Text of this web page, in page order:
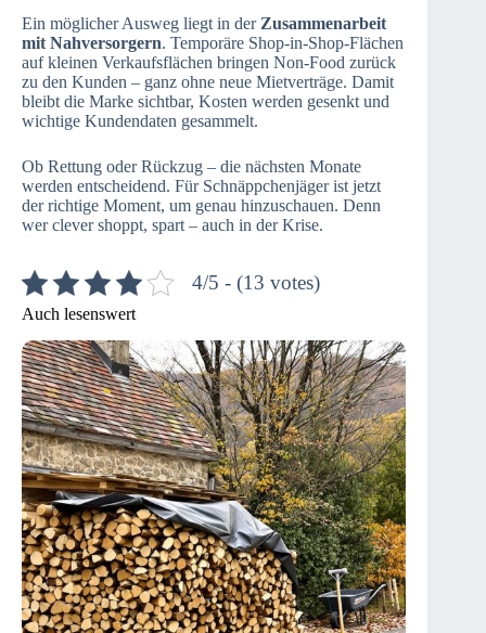
Ein möglicher Ausweg liegt in der Zusammenarbeit
mit Nahversorgern. Temporäre Shop-in-Shop-Flächen
auf kleinen Verkaufsflächen bringen Non-Food zurück
zu den Kunden – ganz ohne neue Mietverträge. Damit
bleibt die Marke sichtbar, Kosten werden gesenkt und
wichtige Kundendaten gesammelt.
Ob Rettung oder Rückzug – die nächsten Monate
werden entscheidend. Für Schnäppchenjäger ist jetzt
der richtige Moment, um genau hinzuschauen. Denn
wer clever shoppt, spart – auch in der Krise.
4/5 - (13 votes)
Auch lesenswert